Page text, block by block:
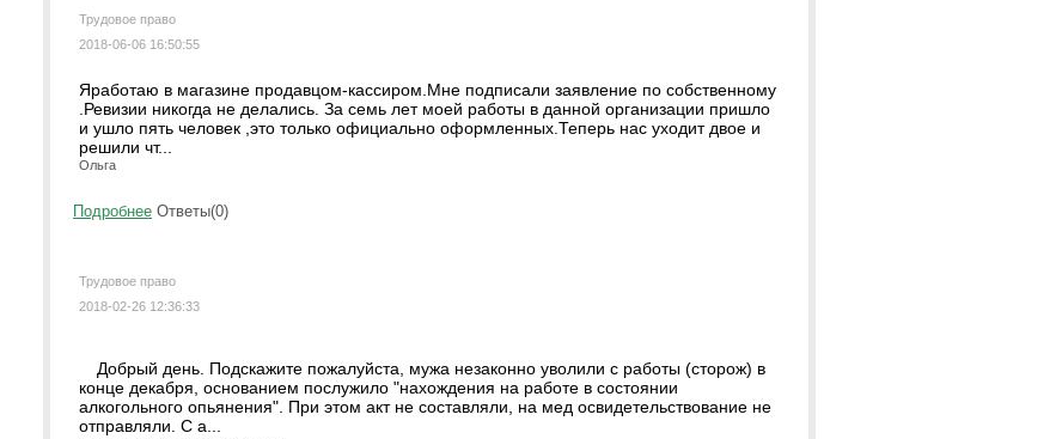
Трудовое право
2018-06-06 16:50:55
Яработаю в магазине продавцом-кассиром.Мне подписали заявление по собственному
.Ревизии никогда не делались. За семь лет моей работы в данной организации пришло
и ушло пять человек ,это только официально оформленных.Теперь нас уходит двое и
решили чт...
Ольга
Подробнее Ответы(0)
Трудовое право
2018-02-26 12:36:33
Добрый день. Подскажите пожалуйста, мужа незаконно уволили с работы (сторож) в
конце декабря, основанием послужило "нахождения на работе в состоянии
алкогольного опьянения". При этом акт не составляли, на мед освидетельствование не
отправляли. С а...